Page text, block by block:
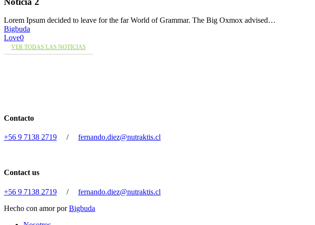
Lorem Ipsum decided to leave for the far World of Grammar. The Big Oxmox advised…
Bigbuda
Love0
VER TODAS LAS NOTICIAS
Contacto
+56 9 7138 2719 / fernando.diez@nutraktis.cl
Contact us
+56 9 7138 2719 / fernando.diez@nutraktis.cl
Hecho con amor porBigbuda